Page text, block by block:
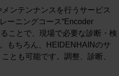
ンテンナンスを行うサービス
ーニングコース“Encoder
ことで、現場で必要な診断・検
もちろん、HEIDENHAINのサ
とも可能です。調整、診断、